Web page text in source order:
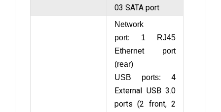
03 SATA port
Network
port: 1 RJ45
Ethernet port
(rear)
USB ports: 4
External USB 3.0
ports (2 front, 2